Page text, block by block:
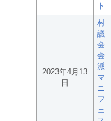
ト
2023年4月13
日
村
議
会
会
派
マ
ニ
フ
ェ